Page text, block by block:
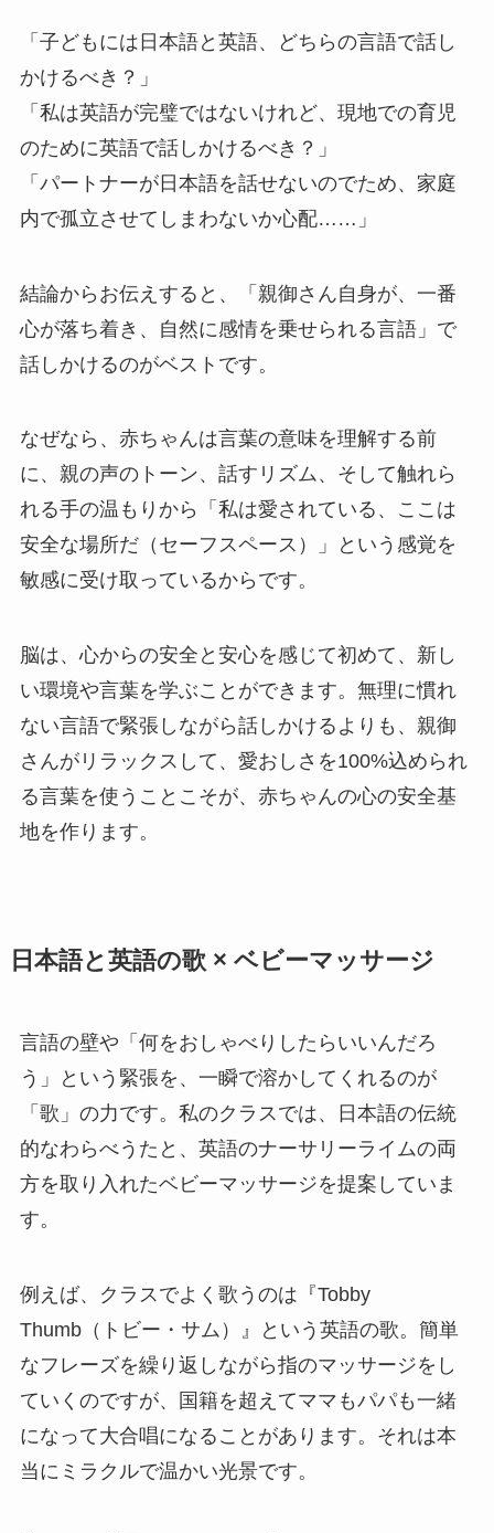
「子どもには日本語と英語、どちらの言語で話し
かけるべき？」
「私は英語が完璧ではないけれど、現地での育児
のために英語で話しかけるべき？」
「パートナーが日本語を話せないのでため、家庭
内で孤立させてしまわないか心配……」
結論からお伝えすると、「親御さん自身が、一番
心が落ち着き、自然に感情を乗せられる言語」で
話しかけるのがベストです。
なぜなら、赤ちゃんは言葉の意味を理解する前
に、親の声のトーン、話すリズム、そして触れら
れる手の温もりから「私は愛されている、ここは
安全な場所だ（セーフスペース）」という感覚を
敏感に受け取っているからです。
脳は、心からの安全と安心を感じて初めて、新し
い環境や言葉を学ぶことができます。無理に慣れ
ない言語で緊張しながら話しかけるよりも、親御
さんがリラックスして、愛おしさを100%込められ
る言葉を使うことこそが、赤ちゃんの心の安全基
地を作ります。
日本語と英語の歌 × ベビーマッサージ
言語の壁や「何をおしゃべりしたらいいんだろ
う」という緊張を、一瞬で溶かしてくれるのが
「歌」の力です。私のクラスでは、日本語の伝統
的なわらべうたと、英語のナーサリーライムの両
方を取り入れたベビーマッサージを提案していま
す。
例えば、クラスでよく歌うのは『Tobby
Thumb（トビー・サム）』という英語の歌。簡単
なフレーズを繰り返しながら指のマッサージをし
ていくのですが、国籍を超えてママもパパも一緒
になって大合唱になることがあります。それは本
当にミラクルで温かい光景です。